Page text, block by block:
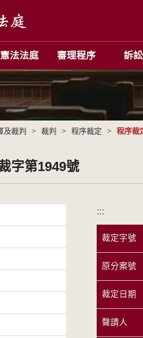
法法庭 審理程序 訴
及裁判 > 裁判 > 程序裁定 > 程序裁
字第1949號
:::
裁定字號
原分案號
裁定日期
聲請人